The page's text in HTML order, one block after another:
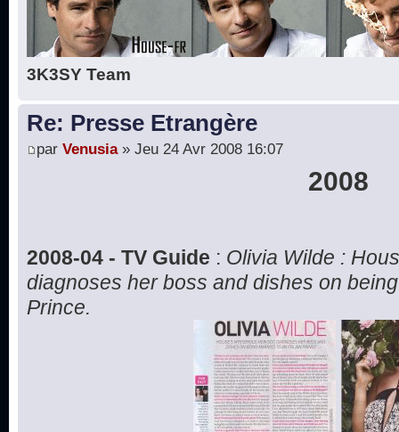
3K3SY Team
Re: Presse Etrangère
par Venusia» Jeu 24 Avr 2008 16:07
2008
2008-04 - TV Guide : Olivia Wilde :
diagnoses her boss and dishes on
Prince.